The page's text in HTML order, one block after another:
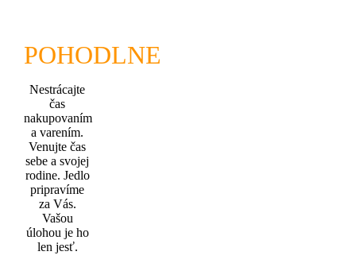
POHODLNE
Nestrácajte
čas
nakupovaním
a varením.
Venujte čas
sebe a svojej
rodine. Jedlo
pripravíme
za Vás.
Vašou
úlohou je ho
len jesť.